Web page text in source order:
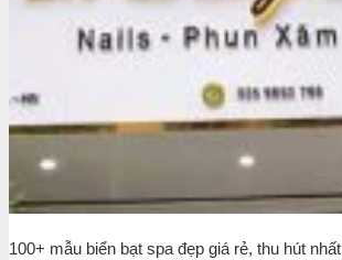
100+ mẫu biển bạt spa đẹp giá rẻ, thu hút nhất